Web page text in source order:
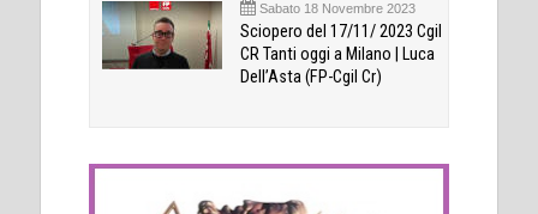
Sabato 18 Novembre 2023
Sciopero del 17/11/ 2023 Cgil
CR Tanti oggi a Milano | Luca
Dell’Asta (FP-Cgil Cr)